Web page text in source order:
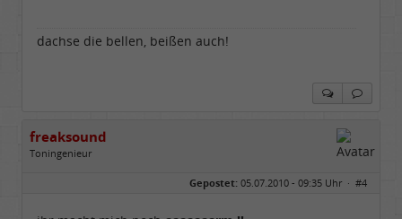
dachse die bellen, beißen auch!
freaksound
Toningenieur
Gepostet: 05.07.2010 - 09:35 Uhr · #4